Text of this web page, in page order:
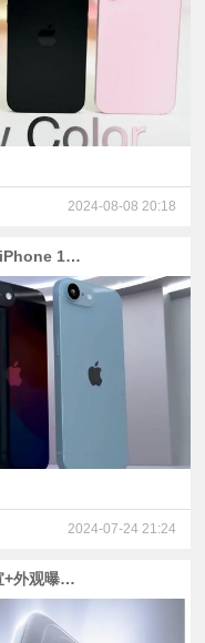
2024-08-08 20:18
望果止渴，iPhone SE 4或10月量产 | iPhone 17系列会有可变光圈？| 折叠屏iPhone 2026年见
2024-07-24 21:24
跑分安卓第一？Redmi K70至尊版官宣+外观曝光 | 超速了，iPhone 16系列或有40W快充